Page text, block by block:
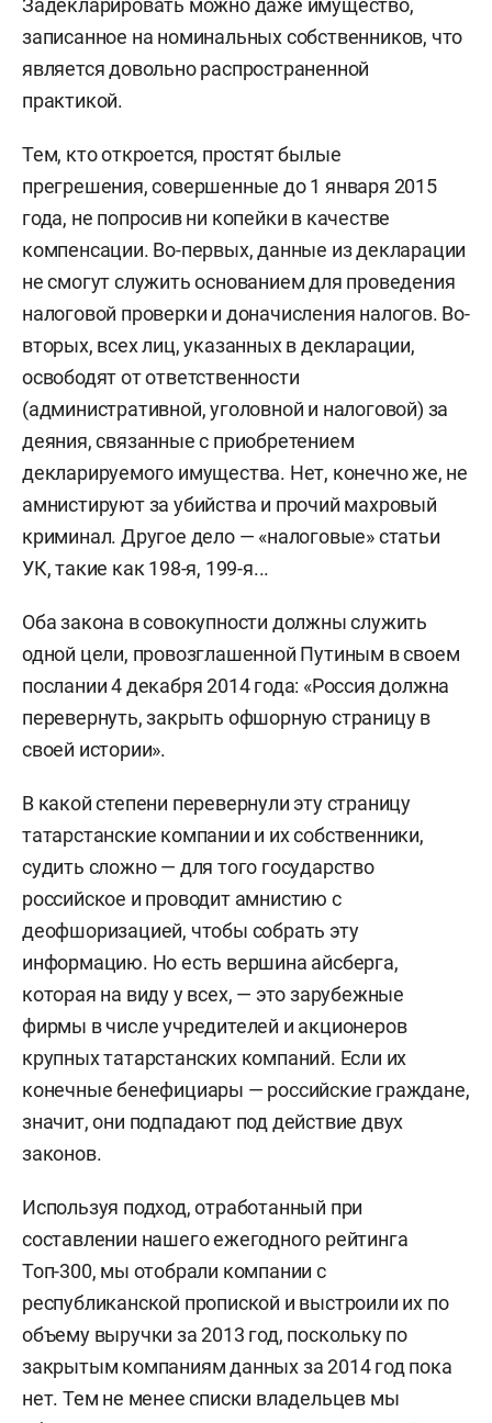
Задекларировать можно даже имущество,
записанное на номинальных собственников, что
является довольно распространенной
практикой.
Тем, кто откроется, простят былые
прегрешения, совершенные до 1 января 2015
года, не попросив ни копейки в качестве
компенсации. Во-первых, данные из декларации
не смогут служить основанием для проведения
налоговой проверки и доначисления налогов. Во-
вторых, всех лиц, указанных в декларации,
освободят от ответственности
(административной, уголовной и налоговой) за
деяния, связанные с приобретением
декларируемого имущества. Нет, конечно же, не
амнистируют за убийства и прочий махровый
криминал. Другое дело — «налоговые» статьи
УК, такие как 198-я, 199-я...
Оба закона в совокупности должны служить
одной цели, провозглашенной Путиным в своем
послании 4 декабря 2014 года: «Россия должна
перевернуть, закрыть офшорную страницу в
своей истории».
В какой степени перевернули эту страницу
татарстанские компании и их собственники,
судить сложно — для того государство
российское и проводит амнистию с
деофшоризацией, чтобы собрать эту
информацию. Но есть вершина айсберга,
которая на виду у всех, — это зарубежные
фирмы в числе учредителей и акционеров
крупных татарстанских компаний. Если их
конечные бенефициары — российские граждане,
значит, они подпадают под действие двух
законов.
Используя подход, отработанный при
составлении нашего ежегодного рейтинга
Топ-300, мы отобрали компании с
республиканской пропиской и выстроили их по
объему выручки за 2013 год, поскольку по
закрытым компаниям данных за 2014 год пока
нет. Тем не менее списки владельцев мы